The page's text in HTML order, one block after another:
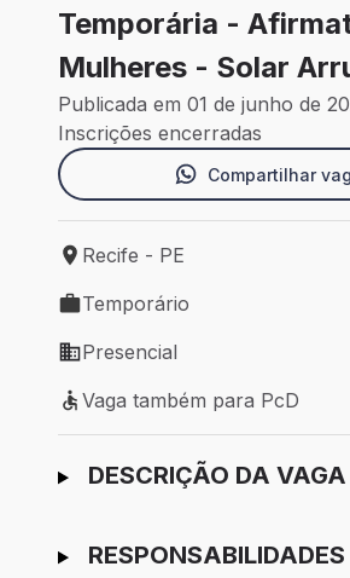
Temporária -
Mulheres - Solar
Publicada em 01 de junho de
Inscrições encerradas
Compartilhar
Local de trabalho: Recife - PE
Recife - PE
Tipo de vaga: Temporário
Temporário
Modelo de trabalho: Presencial
Presencial
Vaga também para PcD
Vaga também para PcD
Ir para candidatura
DESCRIÇÃO DA VAGA
RESPONSABILIDADES